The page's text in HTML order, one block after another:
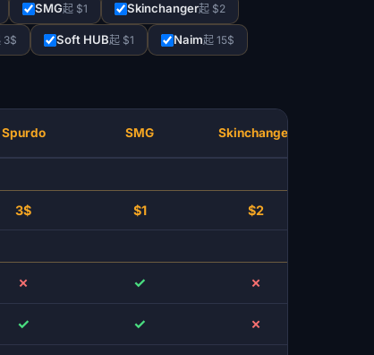
SMG起 $1 Skinchanger起 $2
3$ Soft HUB起 $1 Naim起 15$
Spurdo SMG Skinchanger
3$ $1 $2
✗ ✓ ✗
✓ ✓ ✗